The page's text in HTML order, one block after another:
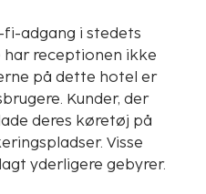
adgang i stedets
receptionen ikke
på dette hotel er
Kunder, der
deres køretøj på
Visse
yderligere gebyrer.